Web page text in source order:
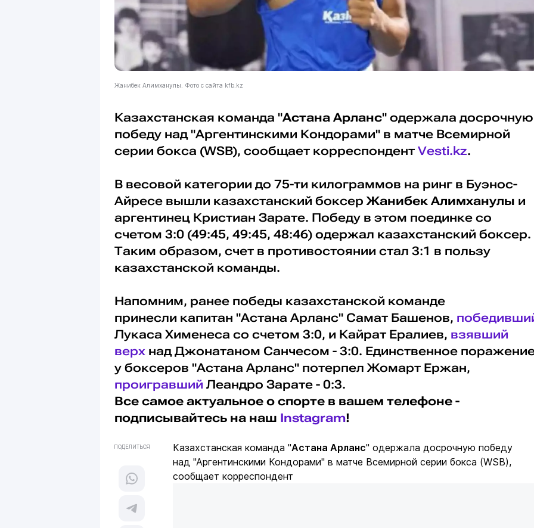
Жанибек Алимханулы. Фото с сайта kfb.kz
Казахстанская команда "Астана Арланс" одержала досрочную
победу над "Аргентинскими Кондорами" в матче Всемирной
серии бокса (WSB), сообщает корреспондент Vesti.kz.
В весовой категории до 75-ти килограммов на ринг в Буэнос-
Айресе вышли казахстанский боксерЖанибек Алимханулы и
аргентинец Кристиан Зарате. Победу в этом поединке со
счетом 3:0 (49:45, 49:45, 48:46) одержал казахстанский боксер.
Таким образом, счет в противостоянии стал 3:1 в пользу
казахстанской команды.
Напомним, ранее победы казахстанской команде
принесли капитан "Астана Арланс" Самат Башенов,
Лукаса Хименеса со счетом 3:0, и Кайрат Ералиев, взявший
верх над Джонатаном Санчесом - 3:0. Единственное
у боксеров "Астана Арланс" потерпел Жомарт Ержан,
проигравший Леандро Зарате - 0:3.
Все самое актуальное о спорте в вашем телефоне -
подписывайтесь на наш Instagram!
ПОДЕЛИТЬСЯ Казахстанская команда "Астана Арланс" одержала досрочную победу
над "Аргентинскими Кондорами" в матче Всемирной серии бокса (WSB),
сообщает корреспондент